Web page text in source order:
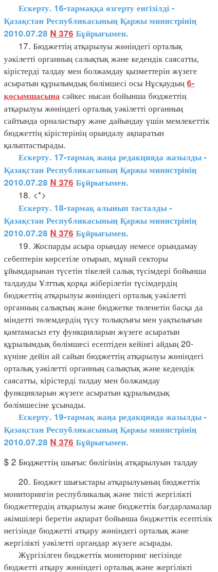
Ескерту. 16-тармаққа өзгерту енгізілді -
Қазақстан Республикасының Қаржы министрінің
2010.07.28 N 376 Бұйрығымен.
17. Бюджеттің атқарылуы жөніндегі орталық
уәкілетті органның салықтық және кедендік саясатты,
кірістерді талдау мен болжамдау қызметтерін жүзеге
асыратын құрылымдық бөлімшесі осы Нұсқаудың 6-
қосымшасына сәйкес нысан бойынша бюджеттің
атқарылуы жөніндегі орталық уәкілетті органның
сайтында орналастыру және дайындау үшін мемлекеттік
бюджеттің кірістерінің орындалу ақпаратын
қалыптастырады.
Ескерту. 17-тармақ жаңа редакцияда жазылды -
Қазақстан Республикасының Қаржы министрінің
2010.07.28 N 376 Бұйрығымен.
18. <*>
Ескерту. 18-тармақ алынып тасталды -
Қазақстан Республикасының Қаржы министрінің
2010.07.28 N 376 Бұйрығымен.
19. Жоспарды асыра орындау немесе орындамау
себептерін көрсетіле отырып, мұнай секторы
ұйымдарынан түсетін тікелей салық түсімдері бойынша
талдауды Ұлттық қорқа жіберілетін түсімдердің
бюджеттің атқарылуы жөніндегі орталық уәкілетті
органның салықтың және бюджетке төленетін басқа да
міндетті төлемдердің түсу толықтығы мен уақтылығын
қамтамасыз ету функцияларын жүзеге асыратын
құрылымдық бөлімшесі есептіден кейінгі айдың 20-
күніне дейін ай сайын бюджеттің атқарылуы жөніндегі
орталық уәкілетті органның салықтық және кедендік
саясатты, кірістерді талдау мен болжамдау
функцияларын жүзеге асыратын құрылымдық
бөлімшесіне ұсынады.
Ескерту. 19-тармақ жаңа редакцияда жазылды -
Қазақстан Республикасының Қаржы министрінің
2010.07.28 N 376 Бұйрығымен.
$ 2 Бюджеттің шығыс бөлігінің атқарылуын талдау
20. Бюджет шығыстары атқарылуының бюджеттік
мониторингін республикалық және тиісті жергілікті
бюджеттердің атқарылуы және бюджеттік бағдарламалар
әкімшілері беретін ақпарат бойынша бюджеттік есептілік
негізінде бюджетті атқару жөніндегі орталық және
жергілікті уәкілетті органдар жүзеге асырады.
Жүргізілген бюджеттік мониторинг негізінде
бюджетті атқару жөніндегі орталық және жергілікті